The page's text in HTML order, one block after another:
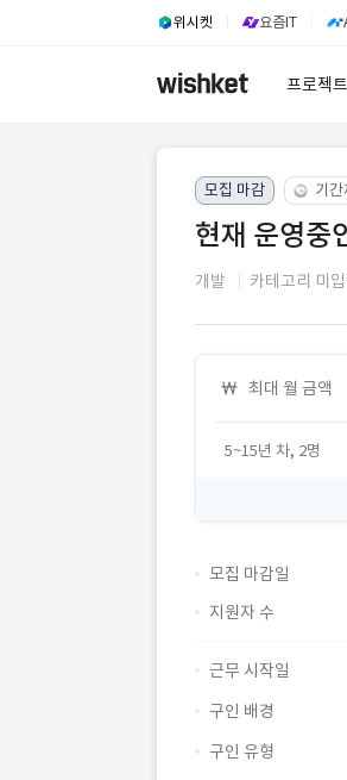
위시켓 요즘IT
프로젝
모집 마감 기간
현재 운영중
개발 카테고리 미
최대 월 금액
5~15년 차, 2명
모집 마감일
지원자 수
근무 시작일
구인 배경
구인 유형